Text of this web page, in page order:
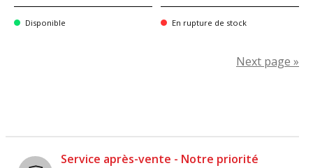
Disponible En rupture de stock
Next page »
Service après-vente - Notre priorité